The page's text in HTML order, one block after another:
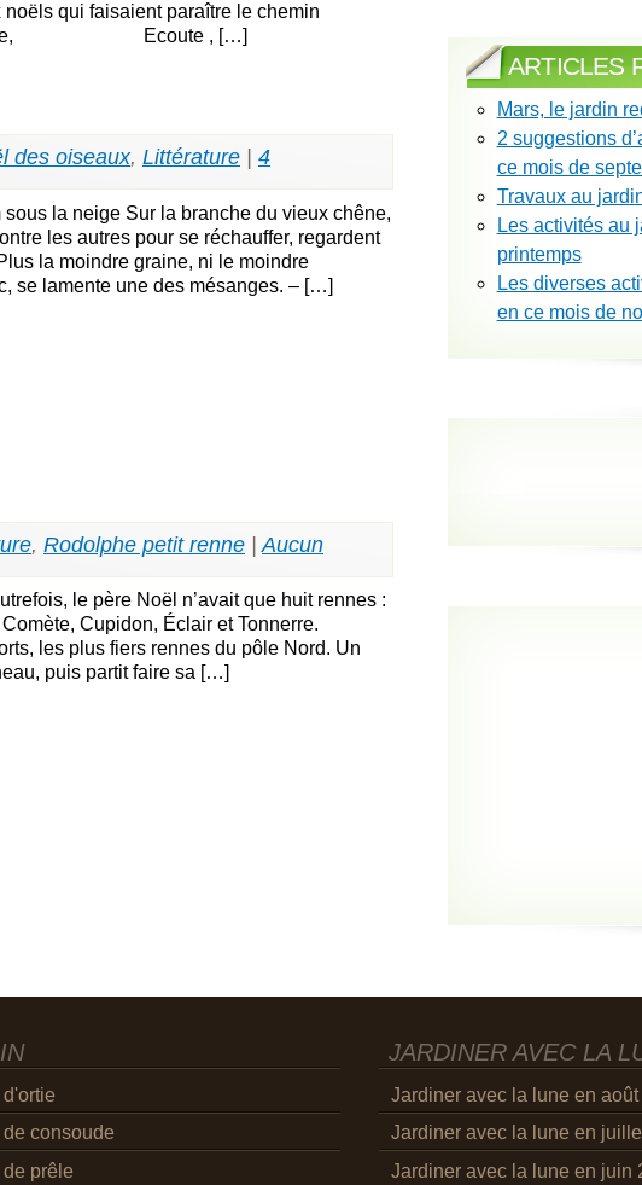
qui faisaient paraître le chemin
mai mie, Ecoute , […]
des oiseaux, Littérature
4
la neige Sur la branche du vieux chêne,
les autres pour se réchauffer, regardent
la moindre graine, ni le moindre
se lamente une des mésanges. – […]
, Rodolphe petit renne | Aucun
le père Noël n’avait que huit rennes :
Cupidon, Éclair et Tonnerre.
les plus fiers rennes du pôle Nord. Un
puis partit faire sa […]
ARTICLES
Mars, le jardin
2 suggestions
ce mois de
Travaux au
Les activités au
printemps
Les diverses
en ce mois de
de consoude
de prêle
JARDINER AVEC LA
Jardiner avec la lune en août
Jardiner avec la lune en
Jardiner avec la lune en juin